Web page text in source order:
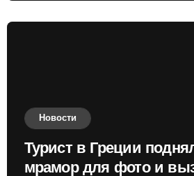
Новости
Турист в Греции
мрамор для фото и